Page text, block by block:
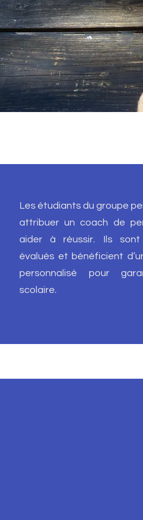
Les étudiants du groupe
attribuer un coach de
aider à réussir. Ils sont
évalués et bénéficient
personnalisé pour
scolaire.